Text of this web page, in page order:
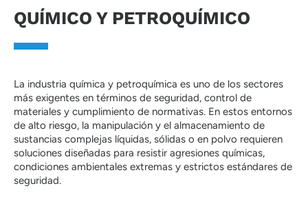
QUÍMICO Y PETROQUÍMICO
La industria química y petroquímica es uno de los sectores
más exigentes en términos de seguridad, control de
materiales y cumplimiento de normativas. En estos entornos
de alto riesgo, la manipulación y el almacenamiento de
sustancias complejas líquidas, sólidas o en polvo requieren
soluciones diseñadas para resistir agresiones químicas,
condiciones ambientales extremas y estrictos estándares de
seguridad.